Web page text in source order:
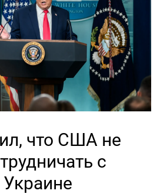
что США не
с